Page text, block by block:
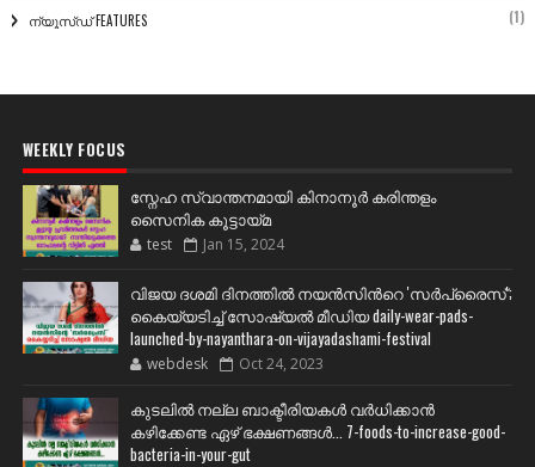
ന്യൂസ്ഡ് FEATURES (1)
WEEKLY FOCUS
സ്നേഹ സ്വാന്തനമായി കിനാനൂർ കരിന്തളം
സൈനിക കൂട്ടായ്മ
test Jan 15, 2024
വിജയ ദശമി ദിനത്തില്‍ നയന്‍സിന്‍റെ 'സര്‍പ്രൈസ്';
കൈയ്യടിച്ച് സോഷ്യല്‍ മീഡിയ daily-wear-pads-
launched-by-nayanthara-on-vijayadashami-festival
webdesk Oct 24, 2023
കുടലിൽ നല്ല ബാക്ടീരിയകൾ വര്‍ധിക്കാന്‍
കഴിക്കേണ്ട ഏഴ് ഭക്ഷണങ്ങള്‍... 7-foods-to-increase-good-
bacteria-in-your-gut